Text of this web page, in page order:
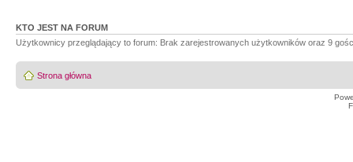
KTO JEST NA FORUM
Użytkownicy przeglądający to forum: Brak zarejestrowanych użytkowników oraz 9
Strona główna